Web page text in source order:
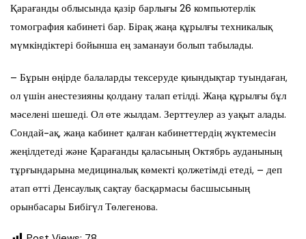
Қарағанды облысында қазір барлығы 26 компьютерлік
томография кабинеті бар. Бірақ жаңа құрылғы техникалық
мүмкіндіктері бойынша ең заманауи болып табылады.
– Бұрын өңірде балаларды тексеруде қиындықтар туындаған,
ол үшін анестезияны қолдану талап етілді. Жаңа құрылғы бұл
мәселені шешеді. Ол өте жылдам. Зерттеулер аз уақыт алады.
Сондай-ақ, жаңа кабинет қалған кабинеттердің жүктемесін
жеңілдетеді және Қарағанды қаласының Октябрь ауданының
тұрғындарына медициналық көмекті қолжетімді етеді, – деп
атап өтті Денсаулық сақтау басқармасы басшысының
орынбасары Бибігүл Төлегенова.